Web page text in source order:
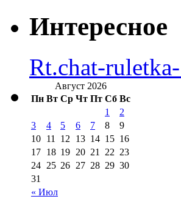
Интересное
Rt.chat-
Август 2026
Пн Вт Ср Чт Пт Сб Вс
« Июл
1
2
3
4 5 6 7 8
9
10 11 12 13 14 15 16
17 18 19 20 21 22 23
24 25 26 27 28 29 30
31